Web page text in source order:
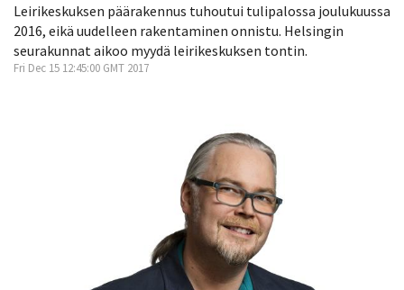
Leirikeskuksen päärakennus tuhoutui tulipalossa joulukuussa
2016, eikä uudelleen rakentaminen onnistu. Helsingin
seurakunnat aikoo myydä leirikeskuksen tontin.
Fri Dec 15 12:45:00 GMT 2017